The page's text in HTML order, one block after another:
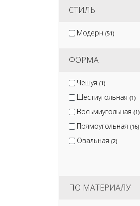
СТИЛЬ
Модерн (51)
ФОРМА
Чешуя (1)
Шестиугольная (1)
Восьмиугольная (1)
Прямоугольная (16)
Овальная (2)
ПО МАТЕРИАЛУ